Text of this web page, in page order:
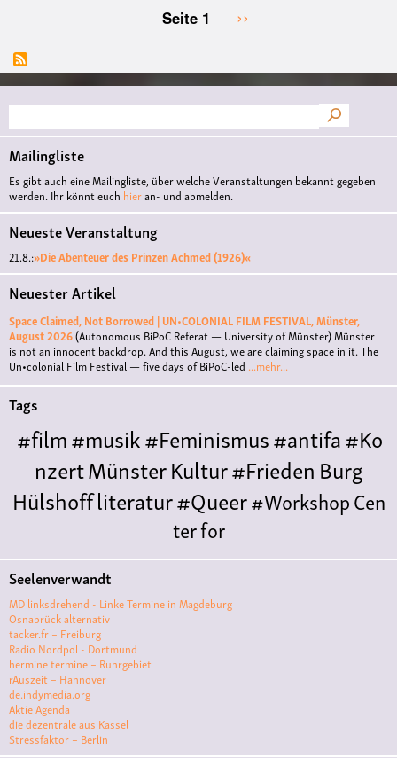
Seite 1
Nächste
››
Suche
Mailingliste
Es gibt auch eine Mailingliste, über welche Veranstaltungen bekannt gegeben
werden. Ihr könnt euch hieran- und abmelden.
Neueste Veranstaltung
21.8.:»Die Abenteuer des Prinzen Achmed (1926)«
Neuester Artikel
Space Claimed, Not Borrowed | UN•COLONIAL FILM FESTIVAL, Münster,
August 2026(Autonomous BiPoC Referat — University of Münster)Münster
is not an innocent backdrop. And this August, we are claiming space in it. The
Un•colonial Film Festival — five days of BiPoC-led ...mehr...
Tags
#film#musik#Feminismus#antifa#Ko
nzertMünsterKultur#FriedenBurg
Hülshoffliteratur#Queer#WorkshopCen
ter for
LiteraturePolyamoriePolytreff#liveKonzert
Polyamorietreff
MonogamieCNM#jazz#vortrag
ismuskunstantisemitismus
VKqueer#Demo
ve#film #kino #filmwerkstatt
Seelenverwandt
MD linksdrehend - Linke Termine in Magdeburg
Osnabrück alternativ
tacker.fr – Freiburg
Radio Nordpol - Dortmund
hermine termine – Ruhrgebiet
rAuszeit – Hannover
de.indymedia.org
Aktie Agenda
die dezentrale aus Kassel
Stressfaktor – Berlin